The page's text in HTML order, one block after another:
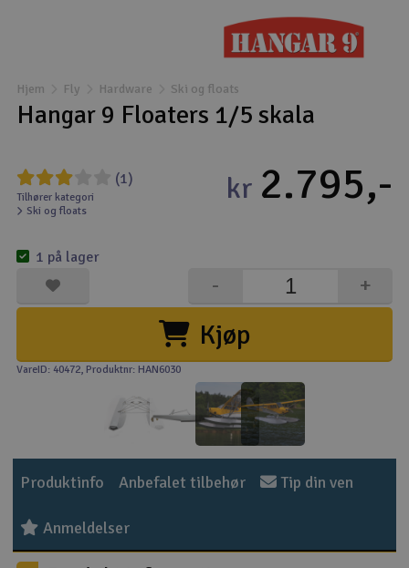
Droner til FPV
Fly
Helikopter
Kameraudstyr
Modelbygg og byggesæt
Modeljernbane
Motor & tilbehør
Raketter
Scooter & elkøretøj
Hjem Fly Hardware Ski og floats
Hangar 9 Floaters 1/5 skala
(1)
Tilhører kategori
Ski og floats
kr 2.795,-
Kjøp
+
-
1 på lager
VareID: 40472, Produktnr: HAN6030
Produktinfo Anbefalet tilbehør Tip din ven
Anmeldelser